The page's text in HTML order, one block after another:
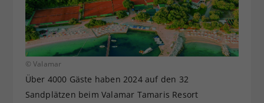
© Valamar
Über 4000 Gäste haben 2024 auf den 32
Sandplätzen beim Valamar Tamaris Resort
Zweck
Dieser Wert speichert Ihre Consent-
Einstellungen. Unter anderem eine
zufällig generierte ID, für die
historische Speicherung Ihrer
Webseiten-Betreiber dies eingestellt
hat.